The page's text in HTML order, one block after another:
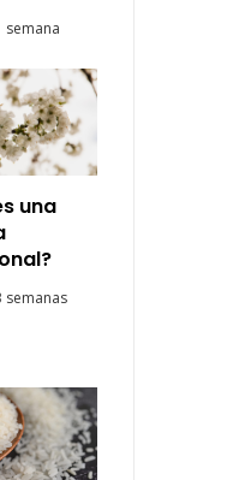
semana
una
semanas